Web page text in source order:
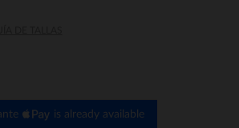
is already available